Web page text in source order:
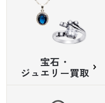
宝石・
ジュエリー買取